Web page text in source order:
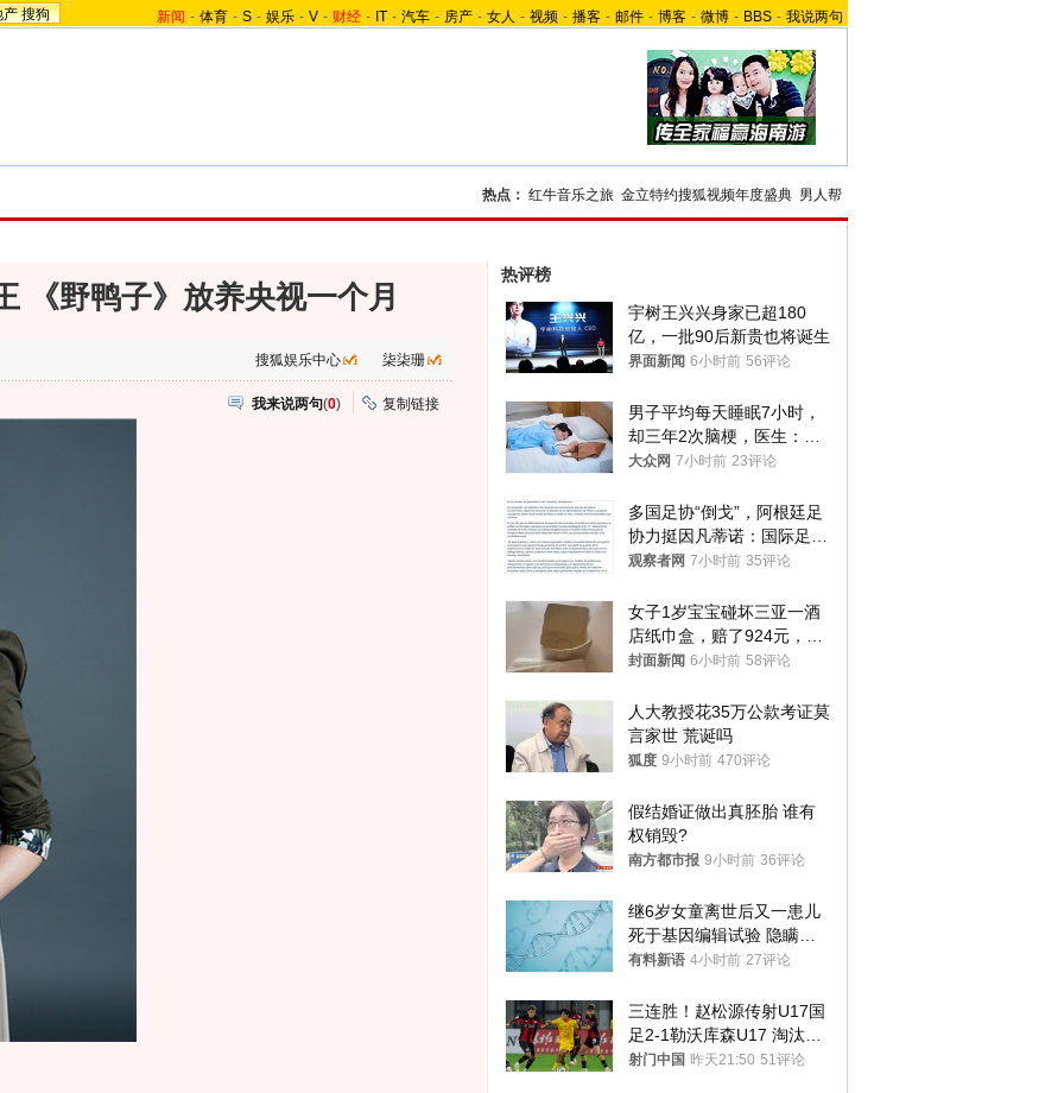
产 搜狗 新闻 - 体育 - S - 娱乐 - V - 财经 - IT - 汽车 - 房产 - 女人 - 视频 - 播客 - 邮件 - 博客 - 微博 - BBS - 我说两句
热点： 红牛音乐之旅 金立特约搜狐视频年度盛典 男人帮
《野鸭子》放养央视一个月
搜狐娱乐中心 柒柒珊
我来说两句(0) 复制链接
热评榜
宇树王兴兴身家已超180
亿，一批90后新贵也将诞生
界面新闻 6小时前 56评论
男子平均每天睡眠7小时，
却三年2次脑梗，医生：这
样睡觉更伤身
大众网 7小时前 23评论
多国足协“倒戈”，阿根廷足
协力挺因凡蒂诺：国际足联
今后应继续在其领导下前行
观察者网 7小时前 35评论
女子1岁宝宝碰坏三亚一酒
店纸巾盒，赔了924元，发
帖吐槽后酒店退还一半的
封面新闻 6小时前 58评论
人大教授花35万公款考证莫
言家世 荒诞吗
狐度 9小时前 470评论
假结婚证做出真胚胎 谁有
权销毁?
南方都市报 9小时前 36评论
继6岁女童离世后又一患儿
死于基因编辑试验 隐瞒一
年才对外披露
有料新语 4小时前 27评论
三连胜！赵松源传射U17国
足2-1勒沃库森U17 淘汰赛
将战河床
射门中国 昨天21:50 51评论